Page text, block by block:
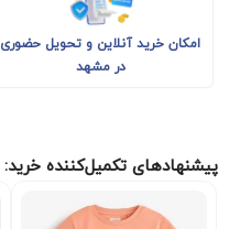
امکان خرید آنلاین و تحویل حضوری
در مشهد
پیشنهادهای تکمیل‌کننده خرید: